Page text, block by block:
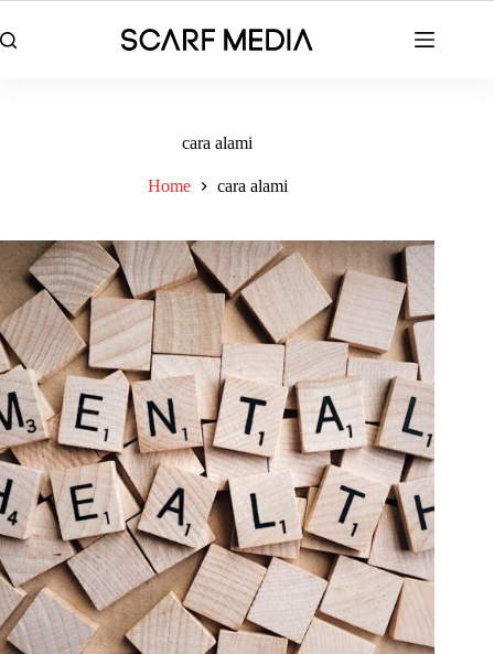
to
content
cara alami
Home cara alami